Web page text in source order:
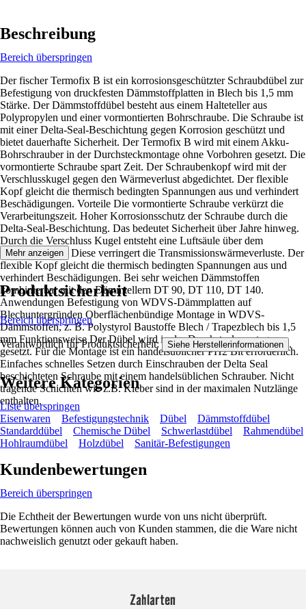
Beschreibung
Bereich überspringen
Der fischer Termofix B ist ein korrosionsgeschützter Schraubdübel zur
Befestigung von druckfesten Dämmstoffplatten in Blech bis 1,5 mm
Stärke. Der Dämmstoffdübel besteht aus einem Halteteller aus
Polypropylen und einer vormontierten Bohrschraube. Die Schraube ist
mit einer Delta-Seal-Beschichtung gegen Korrosion geschützt und
bietet dauerhafte Sicherheit. Der Termofix B wird mit einem Akku-
Bohrschrauber in der Durchsteckmontage ohne Vorbohren gesetzt. Die
vormontierte Schraube spart Zeit. Der Schraubenkopf wird mit der
Verschlusskugel gegen den Wärmeverlust abgedichtet. Der flexible
Kopf gleicht die thermisch bedingten Spannungen aus und verhindert
Beschädigungen. Vorteile Die vormontierte Schraube verkürzt die
Verarbeitungszeit. Hoher Korrosionsschutz der Schraube durch die
Delta-Seal-Beschichtung. Das bedeutet Sicherheit über Jahre hinweg.
Durch die Verschluss Kugel entsteht eine Luftsäule über dem
Schraubenkopf. Diese verringert die Transmissionswärmeverluste. Der
flexible Kopf gleicht die thermisch bedingten Spannungen aus und
verhindert Beschädigungen. Bei sehr weichen Dämmstoffen
kombinierbar mit den Dämmtellern DT 90, DT 110, DT 140.
Anwendungen Befestigung von WDVS-Dämmplatten auf
Blechuntergründen Oberflächenbündige Montage in WDVS-
Dämmstoffen, z. B. Polystyrol Baustoffe Blech / Trapezblech bis 1,5
mm Funktionsweise Der Dübel wird in der Durchsteckmontage
gesetzt. Für die Montage ist ein handelsüblicher PH2 Bit erforderlich.
Einfaches schnelles Setzen durch Einschrauben der Delta Seal
beschichteten Schraube mit einem handelsüblichen Schrauber. Nicht
tragende Schichten wie z.B. Kleber sind in der maximalen Nutzlänge
enthalten.
Mehr anzeigen
Produktsicherheit
Bereich überspringen
Verantwortlich für Produktsicherheit: Siehe Herstellerinformationen .
Weitere Kategorien
Liste überspringen
Eisenwaren
Befestigungstechnik Dübel
Dämmstoffdübel
Standarddübel
Chemische Dübel Schwerlastdübel
Rahmendübel
Hohlraumdübel
Holzdübel Sanitär-Befestigungen
Kundenbewertungen
Bereich überspringen
Die Echtheit der Bewertungen wurde von uns nicht überprüft.
Bewertungen können auch von Kunden stammen, die die Ware nicht
nachweislich genutzt oder gekauft haben.
Zahlarten